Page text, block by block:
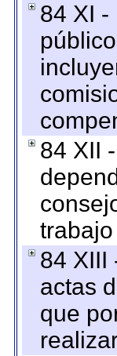
84 XI -
84 XII
84 XIII
actas
que